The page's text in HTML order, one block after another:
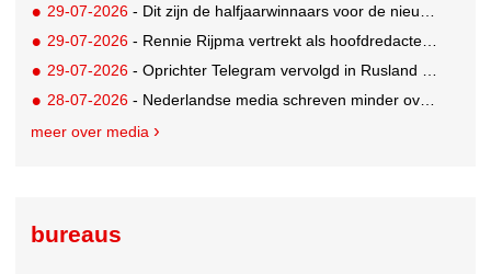
29-07-2026 - Dit zijn de halfjaarwinnaars voor de nieuwe Ster Goede Loeki 2026
29-07-2026 - Rennie Rijpma vertrekt als hoofdredacteur van het AD
29-07-2026 - Oprichter Telegram vervolgd in Rusland voor 'hulp aan terroristen'
28-07-2026 - Nederlandse media schreven minder over dit WK
meer over media
bureaus